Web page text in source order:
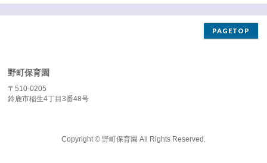
PAGETOP
野町保育園
〒510-0205
鈴鹿市稲生4丁目3番48号
Copyright © 野町保育園 All Rights Reserved.